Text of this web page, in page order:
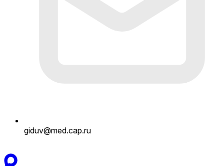
giduv@med.cap.ru